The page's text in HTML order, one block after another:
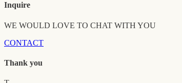
Inquire
WE WOULD LOVE TO CHAT WITH YOU
CONTACT
Thank you